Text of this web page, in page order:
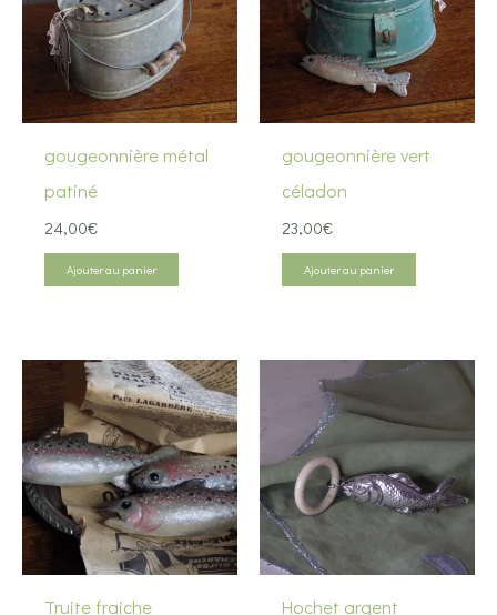
gougeonnière métal
patiné
24,00€
Ajouter au panier
gougeonnière vert
céladon
23,00€
Ajouter au panier
Truite fraiche Hochet argent